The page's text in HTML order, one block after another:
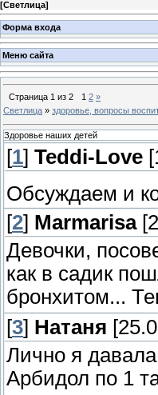
[Светлица]
Форма входа
Меню сайта
Страница 1 из 2 1 2 »
Светлица » здоровье, вопросы
Здоровье наших детей
[1] Teddi-Love
Обсуждаем и
[2] Marmarisa
Девочки,
как в садик
бронхитом...
[3] Натаня
Лично я
Арбидол по 1